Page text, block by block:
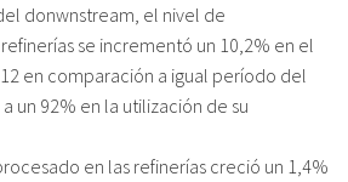
donwnstream, el nivel de
se incrementó un 10,2% en el
en comparación a igual período del
un 92% en la utilización de su
en las refinerías creció un 1,4%